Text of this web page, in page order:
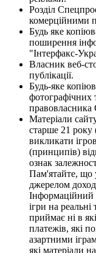
Розділ
комерційними
Будь яке
поширення
"Інтерфакс-
Власник веб-
публікації.
Будь-яке
фотографічних
правовласника
Матеріали
старше 21 року
викликати
(принципів)
ознак
Пам'ятайте, що
джерелом
Інформаційний
ігри на реальні
приймає ні в
платежів, які
азартними
які матеріали